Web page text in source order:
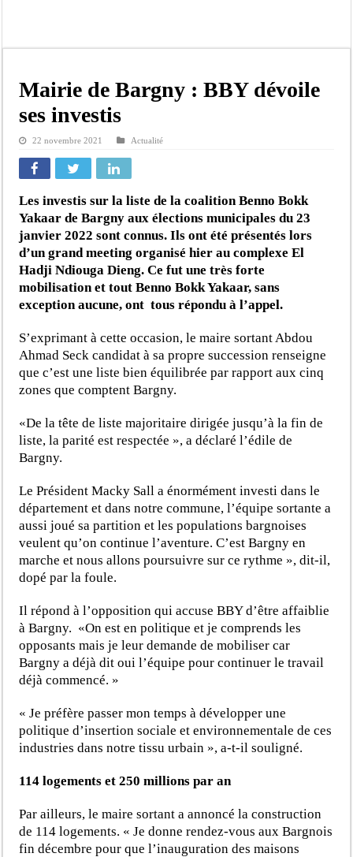
Le Sénégal bénéficie de trois nouveaux financements de la Banque mondiale
Linguère : Un élève de 14 ans meurt noyé dans un bassin de rétention
Assemblée nationale : Sonko valide onze dossiers chauds
Passation de service au 3FPT : Soulèye Kane officiellement installé, il décline
Mairie de Bargny : BBY dévoile
ses investis
22 novembre 2021 Actualité
Les investis sur la liste de la coalition Benno Bokk
Yakaar de Bargny aux élections municipales du 23
janvier 2022 sont connus. Ils ont été présentés lors
d’un grand meeting organisé hier au complexe El
Hadji Ndiouga Dieng. Ce fut une très forte
mobilisation et tout Benno Bokk Yakaar, sans
exception aucune, ont tous répondu à l’appel.
S’exprimant à cette occasion, le maire sortant Abdou
Ahmad Seck candidat à sa propre succession renseigne
que c’est une liste bien équilibrée par rapport aux cinq
zones que comptent Bargny.
«De la tête de liste majoritaire dirigée jusqu’à la fin de
liste, la parité est respectée », a déclaré l’édile de
Bargny.
Le Président Macky Sall a énormément investi dans le
département et dans notre commune, l’équipe sortante a
aussi joué sa partition et les populations bargnoises
veulent qu’on continue l’aventure. C’est Bargny en
marche et nous allons poursuivre sur ce rythme », dit-il,
dopé par la foule.
Il répond à l’opposition qui accuse BBY d’être affaiblie
à Bargny. «On est en politique et je comprends les
opposants mais je leur demande de mobiliser car
Bargny a déjà dit oui l’équipe pour continuer le travail
déjà commencé. »
« Je préfère passer mon temps à développer une
politique d’insertion sociale et environnementale de ces
industries dans notre tissu urbain », a-t-il souligné.
114 logements et 250 millions par an
Par ailleurs, le maire sortant a annoncé la construction
de 114 logements. « Je donne rendez-vous aux Bargnois
fin décembre pour que l’inauguration des maisons